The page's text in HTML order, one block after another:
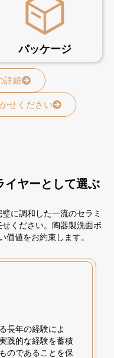
パッケージ
詳細
せください
イヤーとして選ぶ
に調和した一流のセラミ
ください。陶器製洗面ボ
価値をお約束します。
長年の経験によ
践的な経験を蓄積
のであることを保